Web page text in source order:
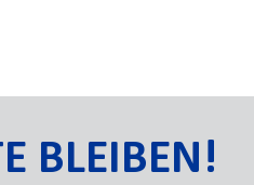
BLEIBEN!